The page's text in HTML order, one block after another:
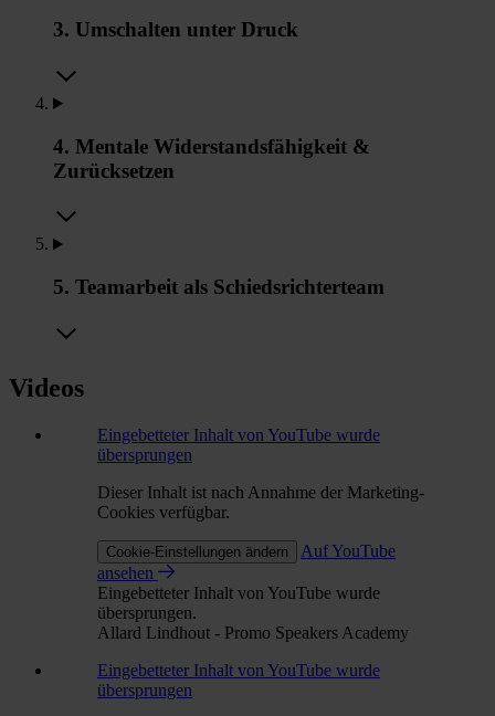
3. Umschalten unter Druck
4. Mentale Widerstandsfähigkeit &
Zurücksetzen
5. Teamarbeit als Schiedsrichterteam
Videos
Eingebetteter Inhalt von YouTube wurde
übersprungen
Dieser Inhalt ist nach Annahme der Marketing-
Cookies verfügbar.
Cookie-Einstellungen ändern
Auf YouTube
ansehen
Eingebetteter Inhalt von YouTube wurde
übersprungen.
Allard Lindhout - Promo Speakers Academy
Eingebetteter Inhalt von YouTube wurde
übersprungen